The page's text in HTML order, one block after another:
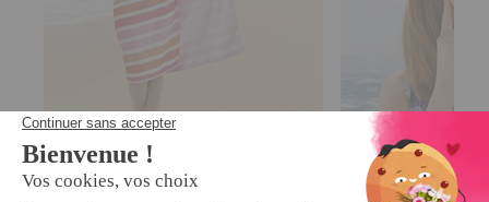
Robe de plage 160 x 90 cm
2/5- 1avis
Chapeau bob fleuri
12,99 €